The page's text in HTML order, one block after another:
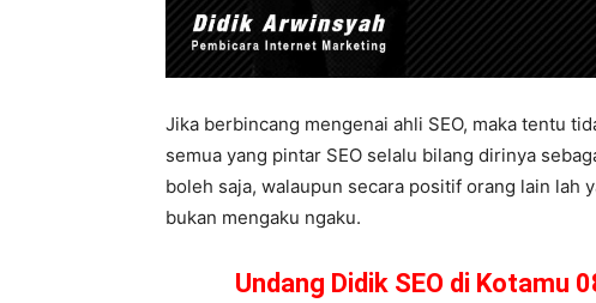
Jika berbincang mengenai ahli SEO, maka tentu
semua yang pintar SEO selalu bilang dirinya
boleh saja, walaupun secara positif orang lain lah
bukan mengaku ngaku.
Undang Didik SEO di